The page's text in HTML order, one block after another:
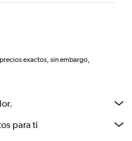
exactos, sin embargo,
para ti